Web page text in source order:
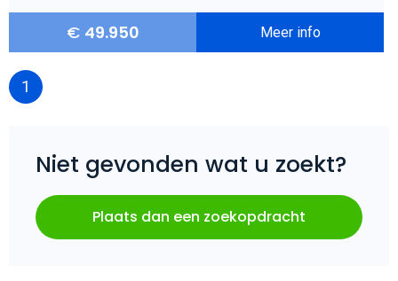
€ 49.950 Meer info
1
Niet gevonden wat u zoekt?
Plaats dan een zoekopdracht